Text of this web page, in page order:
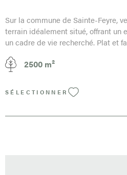
Sur la commune de Sainte-Feyre,
terrain idéalement situé, offrant un
un cadre de vie recherché. Plat et
plain-pied comme à étage, selon
Les réseaux sont situés en
démarches de raccordement et la
terrain plus importante selon vos
2500 m²
SÉLECTIONNER